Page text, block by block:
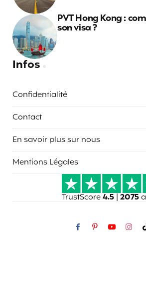
PVT Hong Kong :
son visa ?
Infos
Confidentialité
Contact
En savoir plus sur nous
Mentions Légales
TrustScore4.5 | 2075